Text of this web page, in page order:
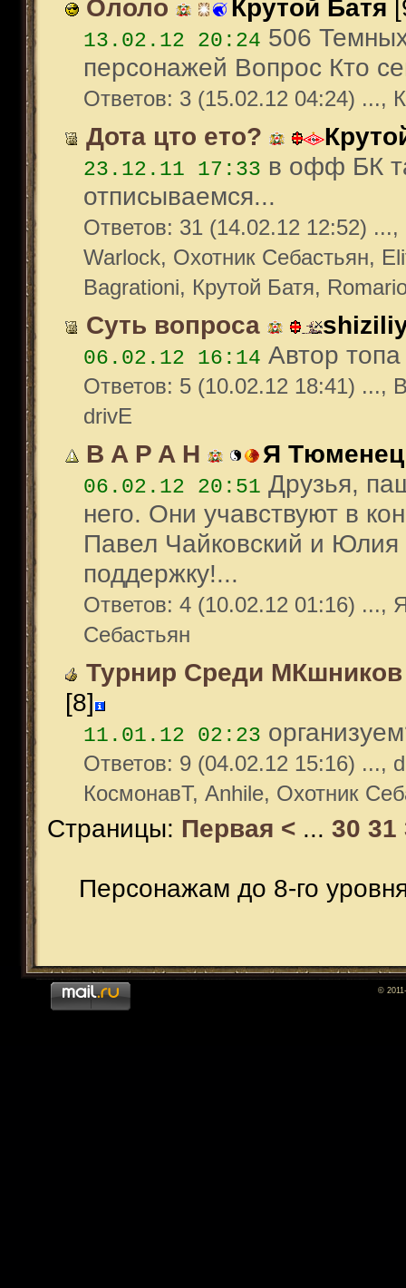
Ололо Крутой Батя
13.02.12 20:24 506
персонажей Вопрос Кто
Ответов: 3 (15.02.12 04:24) ...,
Дота цто ето?
23.12.11 17:33 в офф БК
отписываемся...
Ответов: 31 (14.02.12 12:52)
Warlock, Охотник Себастьян,
Bagrationi, Крутой Батя,
Суть вопроса
06.02.12 16:14 Автор
Ответов: 5 (10.02.12 18:41) ...,
drivE
B A P A H Я Тюменец
06.02.12 20:51 Друзья,
него. Они учавствуют в
Павел Чайковский и
поддержку!...
Ответов: 4 (10.02.12 01:16) ...,
Себастьян
Турнир Среди
[8]
11.01.12 02:23
Ответов: 9 (04.02.12 15:16) ...,
КосмонавТ, Anhile, Охотник
Страницы: Первая < ... 30 31
Персонажам до 8-го
©